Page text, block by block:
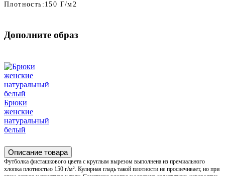
Плотность: 150 Г/м2
Дополните образ
Брюки
женские
натуральный
белый
Описание товара
Футболка фисташкового цвета с круглым вырезом выполнена из премиального
хлопка плотностью 150 г/м². Кулирная гладь такой плотности не просвечивает, но при